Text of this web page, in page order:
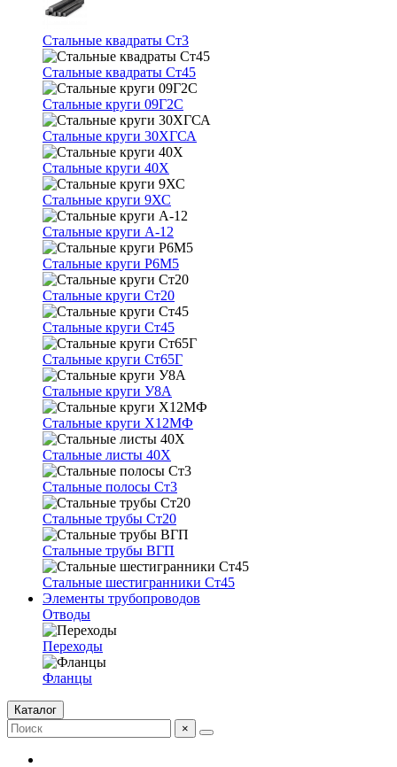
Стальные квадраты Ст3
Стальные квадраты Ст45
Стальные круги 09Г2С
Стальные круги 30ХГСА
Стальные круги 40Х
Стальные круги 9ХС
Стальные круги А-12
Стальные круги Р6М5
Стальные круги Ст20
Стальные круги Ст45
Стальные круги Ст65Г
Стальные круги У8А
Стальные круги Х12МФ
Стальные листы 40Х
Стальные полосы Ст3
Стальные трубы Ст20
Стальные трубы ВГП
Стальные шестигранники Ст45
Элементы трубопроводов
Отводы
Переходы
Фланцы
Каталог
×